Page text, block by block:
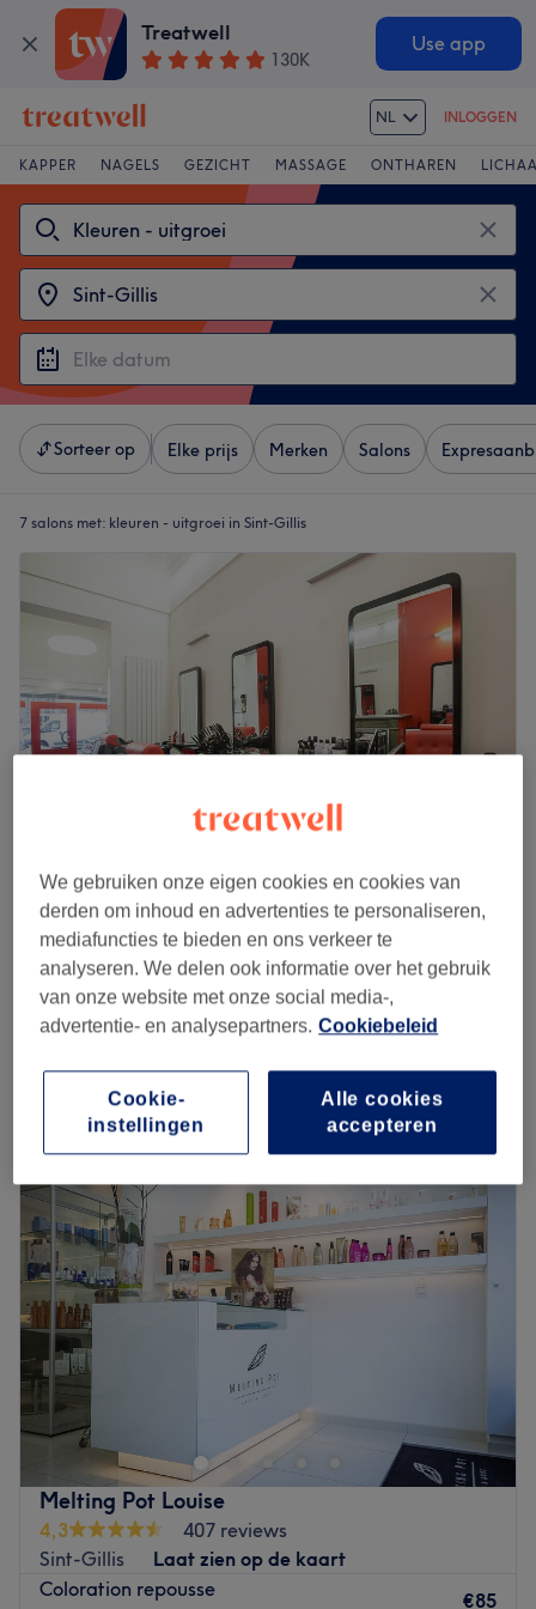
Treatwell
130K
Use app
NL INLOGGEN
KAPPER NAGELS GEZICHT MASSAGE ONTHAREN
Sorteer op Elke prijs Merken Salons
7 salons met: kleuren - uitgroei in Sint-Gillis
Cliona Beauty
4,5
260 reviews
Berckmans - Munthof, Sint-Gillis
Laat zien op de kaart
Coloration des racines
Kort overzicht salongegevens
Maandag
Gesloten
Woensdag
10:00
19:00
Donderdag
10:00–19:00
Vrijdag
09:00–20:00
Zaterdag
20:00
Zondag
Cliona Beauty est un institut de beauté situé à Saint-
Gilles en plein cœur de Bruxelles et à quelques minutes à
pied des métros Louise et Hotel de Monnaies et des trams
de la Place Stéphanie. Préparez-vous à une mise en
beauté intégrale et minutieuse de la tête aux pieds :
beautés des mains et des pieds, onglerie, soins du
visage, massages, soins du corps, traitements anti-
cellulite et amincissants, épilations à la cire et au laser
ou encore coiffures pour cheveux européens et afro sont
Melting Pot Louise
4,3
407 reviews
Sint-Gillis
Laat zien op de kaart
Coloration repousse
€85
We gebruiken onze eigen cookies en cookies van
derden om inhoud en advertenties te personaliseren,
mediafuncties te bieden en ons verkeer te
analyseren. We delen ook informatie over het gebruik
van onze website met onze social media-,
advertentie- en analysepartners. Cookiebeleid
Alle cookies
accepteren
Cookie-
instellingen